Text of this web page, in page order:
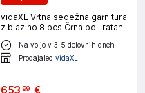
vidaXL Vrtna sedežna garnitura
z blazino 8 pcs Črna poli ratan
Na voljo v 3-5 delovnih dneh
Prodajalec vidaXL
653 99 €